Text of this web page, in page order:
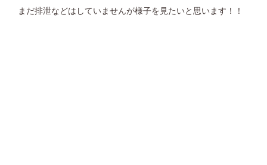
まだ排泄などはしていませんが様子を見たいと思います！！